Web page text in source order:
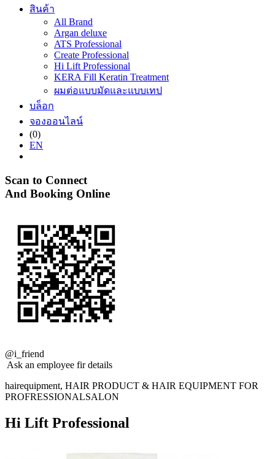
สินค้า
All Brand
Argan deluxe
ATS Professional
Create Professional
Hi Lift Professional
KERA Fill Keratin Treatment
ผมต่อแบบมัดและแบบเทป
บล็อก
จองออนไลน์
(0)
EN
Scan to Connect
And Booking Online
@i_friend
Ask an employee fir details
hairequipment, HAIR PRODUCT & HAIR EQUIPMENT FOR
PROFRESSIONALSALON
Hi Lift Professional